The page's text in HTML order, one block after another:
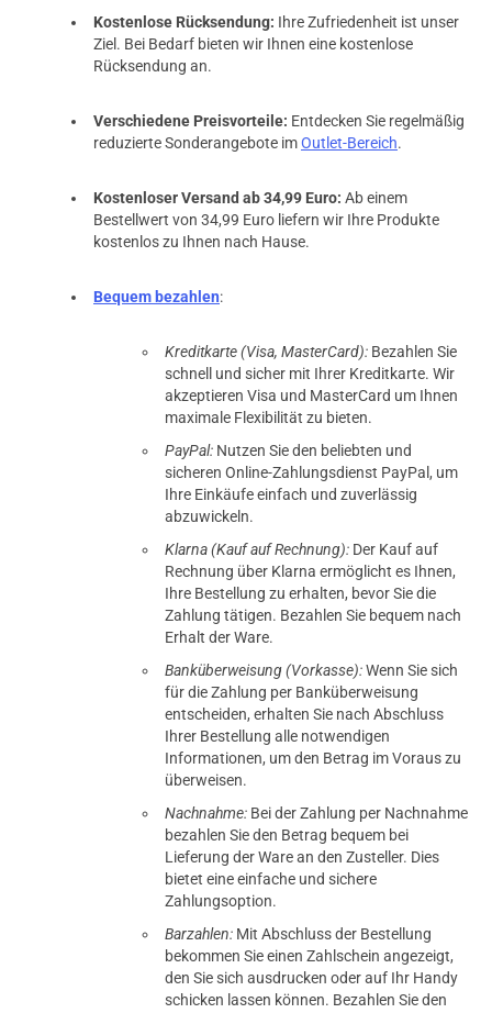
Kostenlose Rücksendung: Ihre Zufriedenheit ist unser
Ziel. Bei Bedarf bieten wir Ihnen eine kostenlose
Rücksendung an.
Verschiedene Preisvorteile: Entdecken Sie regelmäßig
reduzierte Sonderangebote imOutlet-Bereich.
Kostenloser Versand ab 34,99 Euro: Ab einem
Bestellwert von 34,99 Euro liefern wir Ihre Produkte
kostenlos zu Ihnen nach Hause.
Bequem bezahlen:
Kreditkarte (Visa, MasterCard): Bezahlen Sie
schnell und sicher mit Ihrer Kreditkarte. Wir
akzeptieren Visa und MasterCard um Ihnen
maximale Flexibilität zu bieten.
PayPal: Nutzen Sie den beliebten und
sicheren Online-Zahlungsdienst PayPal, um
Ihre Einkäufe einfach und zuverlässig
abzuwickeln.
Klarna (Kauf auf Rechnung): Der Kauf auf
Rechnung über Klarna ermöglicht es Ihnen,
Ihre Bestellung zu erhalten, bevor Sie die
Zahlung tätigen. Bezahlen Sie bequem nach
Erhalt der Ware.
Banküberweisung (Vorkasse):Wenn Sie sich
für die Zahlung per Banküberweisung
entscheiden, erhalten Sie nach Abschluss
Ihrer Bestellung alle notwendigen
Informationen, um den Betrag im Voraus zu
überweisen.
Nachnahme: Bei der Zahlung per Nachnahme
bezahlen Sie den Betrag bequem bei
Lieferung der Ware an den Zusteller. Dies
bietet eine einfache und sichere
Zahlungsoption.
Barzahlen: Mit Abschluss der Bestellung
bekommen Sie einen Zahlschein angezeigt,
den Sie sich ausdrucken oder auf Ihr Handy
schicken lassen können. Bezahlen Sie den